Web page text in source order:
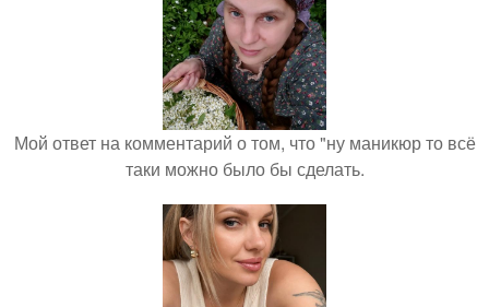
Мой ответ на комментарий о том, что "ну маникюр то всё
таки можно было бы сделать.